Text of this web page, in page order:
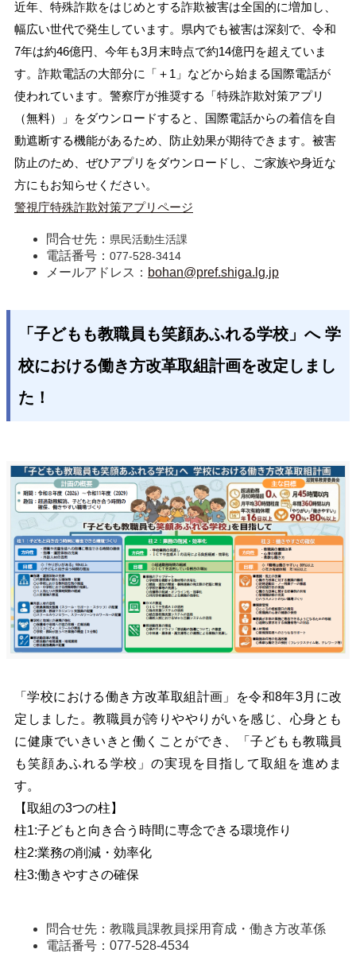
近年、特殊詐欺をはじめとする詐欺被害は全国的に増加し、
幅広い世代で発生しています。県内でも被害は深刻で、令和
7年は約46億円、今年も3月末時点で約14億円を超えていま
す。詐欺電話の大部分に「＋1」などから始まる国際電話が
使われています。警察庁が推奨する「特殊詐欺対策アプリ
（無料）」をダウンロードすると、国際電話からの着信を自
動遮断する機能があるため、防止効果が期待できます。被害
防止のため、ぜひアプリをダウンロードし、ご家族や身近な
方にもお知らせください。
警視庁特殊詐欺対策アプリページ
問合せ先： 県民活動生活課
電話番号： 077-528-3414
メールアドレス： bohan@pref.shiga.lg.jp
「子どもも教職員も笑顔あふれる学校」へ 学
校における働き方改革取組計画を改定しまし
た！
「学校における働き方改革取組計画」を令和8年3月に改
定しました。教職員が誇りややりがいを感じ、心身とも
に健康でいきいきと働くことができ、「子どもも教職員
も笑顔あふれる学校」の実現を目指して取組を進めま
す。
【取組の3つの柱】
柱1:子どもと向き合う時間に専念できる環境作り
柱2:業務の削減・効率化
柱3:働きやすさの確保
問合せ先：教職員課教員採用育成・働き方改革係
電話番号：077-528-4534